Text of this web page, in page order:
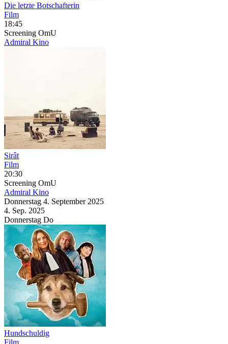
Die letzte Botschafterin
Film
18:45
Screening OmU
Admiral Kino
Sirât
Film
20:30
Screening OmU
Admiral Kino
Donnerstag 4. September 2025
4. Sep. 2025
Donnerstag Do
Hundschuldig
Film